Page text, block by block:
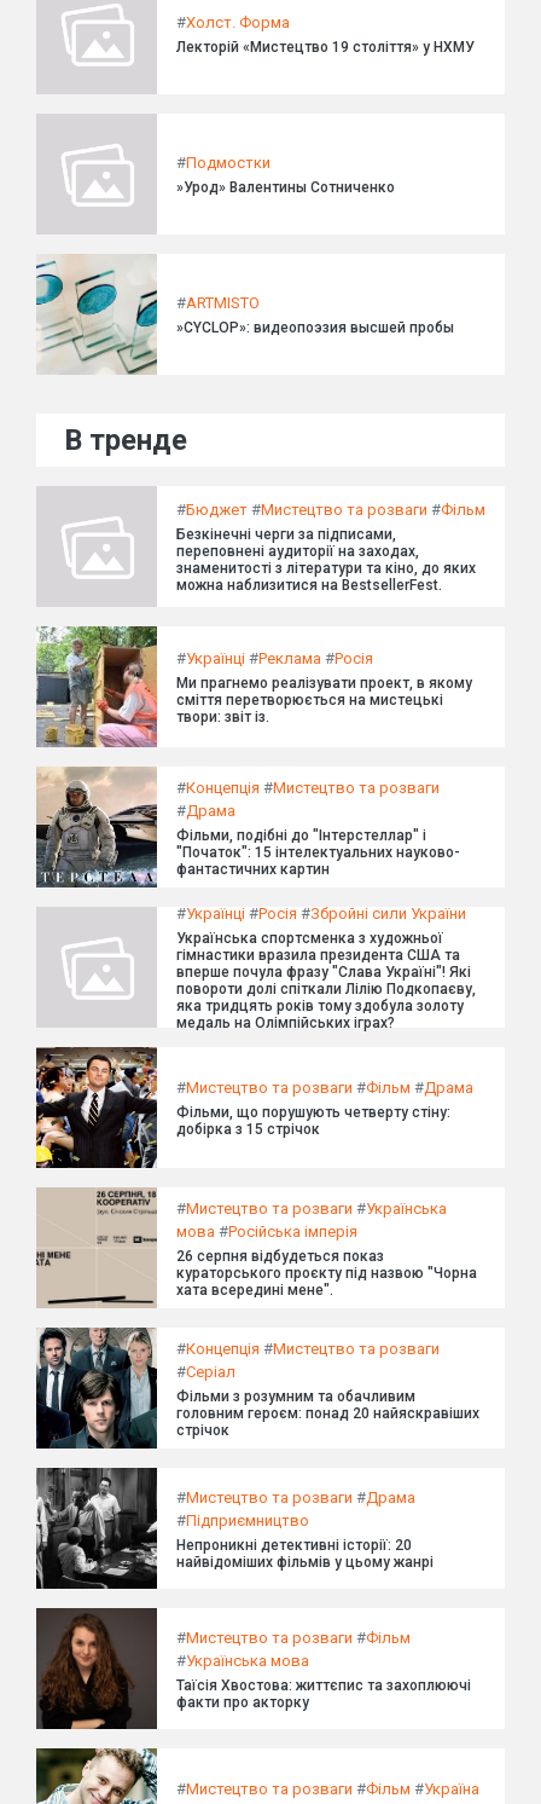
#Холст. Форма
Лекторій «Мистецтво 19 століття» у НХМУ
#Подмостки
»Урод» Валентины Сотниченко
#ARTMISTO
»CYCLOP»: видеопоэзия высшей пробы
В тренде
#Бюджет #Мистецтво та розваги #Фільм
Безкінечні черги за підписами,
переповнені аудиторії на заходах,
знаменитості з літератури та кіно, до яких
можна наблизитися на BestsellerFest.
#Українці #Реклама #Росія
Ми прагнемо реалізувати проект, в якому
сміття перетворюється на мистецькі
твори: звіт із.
#Концепція #Мистецтво та розваги
#Драма
Фільми, подібні до "Інтерстеллар" і
"Початок": 15 інтелектуальних науково-
фантастичних картин
#Українці #Росія #Збройні сили України
Українська спортсменка з художньої
гімнастики вразила президента США та
вперше почула фразу "Слава Україні"! Які
повороти долі спіткали Лілію Подкопаєву,
яка тридцять років тому здобула золоту
медаль на Олімпійських іграх?
#Мистецтво та розваги #Фільм #Драма
Фільми, що порушують четверту стіну:
добірка з 15 стрічок
#Мистецтво та розваги #Українська
мова #Російська імперія
26 серпня відбудеться показ
кураторського проєкту під назвою "Чорна
хата всередині мене".
#Концепція #Мистецтво та розваги
#Серіал
Фільми з розумним та обачливим
головним героєм: понад 20 найяскравіших
стрічок
#Мистецтво та розваги #Драма
#Підприємництво
Непроникні детективні історії: 20
найвідоміших фільмів у цьому жанрі
#Мистецтво та розваги #Фільм
#Українська мова
Таїсія Хвостова: життєпис та захоплюючі
факти про акторку
#Мистецтво та розваги #Фільм #Україна